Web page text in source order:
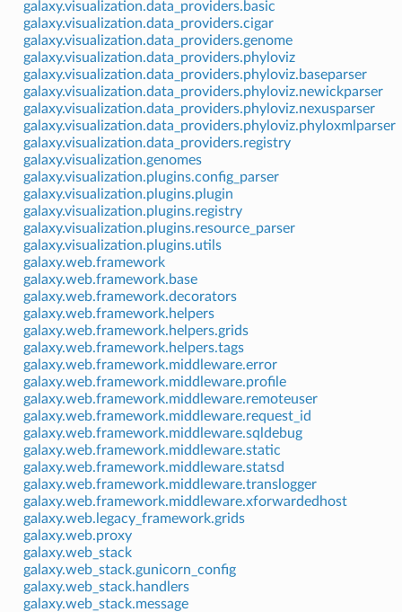
galaxy.visualization.data_providers.basic
galaxy.visualization.data_providers.cigar
galaxy.visualization.data_providers.genome
galaxy.visualization.data_providers.phyloviz
galaxy.visualization.data_providers.phyloviz.baseparser
galaxy.visualization.data_providers.phyloviz.newickparser
galaxy.visualization.data_providers.phyloviz.nexusparser
galaxy.visualization.data_providers.phyloviz.phyloxmlparser
galaxy.visualization.data_providers.registry
galaxy.visualization.genomes
galaxy.visualization.plugins.config_parser
galaxy.visualization.plugins.plugin
galaxy.visualization.plugins.registry
galaxy.visualization.plugins.resource_parser
galaxy.visualization.plugins.utils
galaxy.web.framework
galaxy.web.framework.base
galaxy.web.framework.decorators
galaxy.web.framework.helpers
galaxy.web.framework.helpers.grids
galaxy.web.framework.helpers.tags
galaxy.web.framework.middleware.error
galaxy.web.framework.middleware.profile
galaxy.web.framework.middleware.remoteuser
galaxy.web.framework.middleware.request_id
galaxy.web.framework.middleware.sqldebug
galaxy.web.framework.middleware.static
galaxy.web.framework.middleware.statsd
galaxy.web.framework.middleware.translogger
galaxy.web.framework.middleware.xforwardedhost
galaxy.web.legacy_framework.grids
galaxy.web.proxy
galaxy.web_stack
galaxy.web_stack.gunicorn_config
galaxy.web_stack.handlers
galaxy.web_stack.message